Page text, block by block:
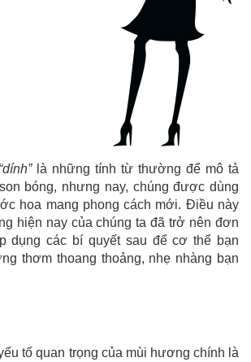
“dính” là những tính từ thường để mô tả
bóng, nhưng nay, chúng được dùng
hoa mang phong cách mới. Điều này
hiện nay của chúng ta đã trở nên đơn
dụng các bí quyết sau để cơ thể bạn
thơm thoang thoảng, nhẹ nhàng bạn
tố quan trọng của mùi hương chính là